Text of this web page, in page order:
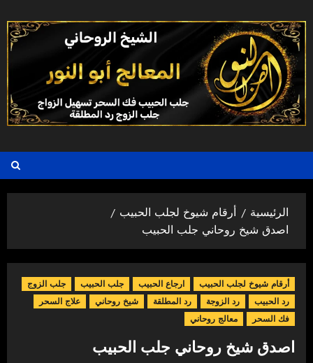
إلى
المحتوى
الرئيسية
أرقام شيوخ لجلب الحبيب
اصدق شيخ روحاني جلب الحبيب
أرقام شيوخ لجلب الحبيب ارجاع الحبيب جلب الحبيب
جلب الزوج
رد الحبيب
رد الزوجة رد المطلقة شيخ روحاني
علاج السحر
فك السحر
معالج روحاني
اصدق شيخ روحاني جلب الحبيب